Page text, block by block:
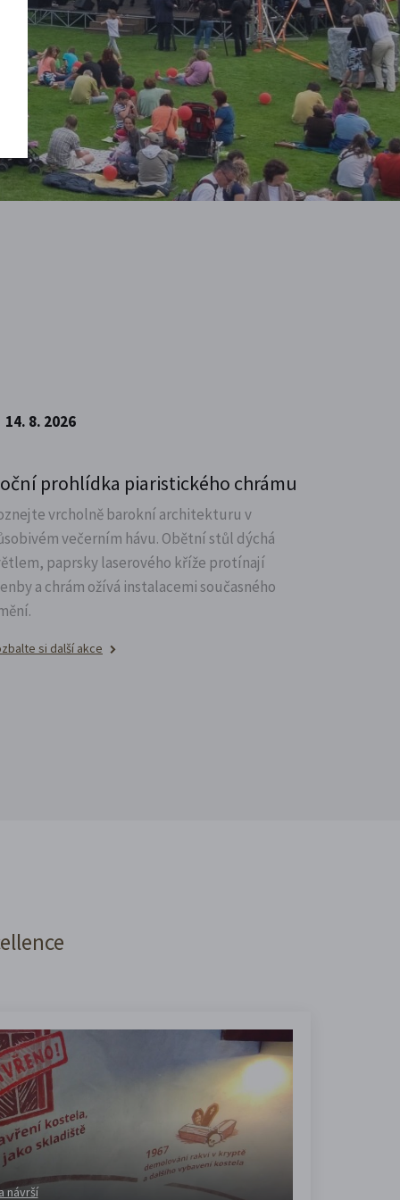
14. 8. 2026
prohlídka piaristického chrámu
vrcholně barokní architekturu v
večerním hávu. Obětní stůl dýchá
paprsky laserového kříže protínají
a chrám ožívá instalacemi současného
si další akce
návrší